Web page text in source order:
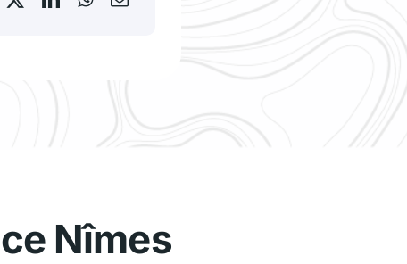
Nîmes